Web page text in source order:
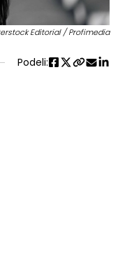
Editorial / Profimedia
Podeli: